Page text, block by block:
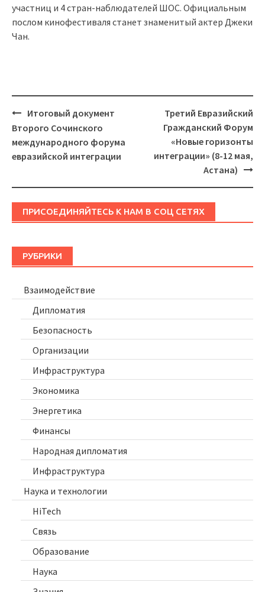
участниц и 4 стран-наблюдателей ШОС. Официальным
послом кинофестиваля станет знаменитый актер Джеки
Чан.
Навигация
Итоговый документ
Второго Сочинского
международного форума
евразийской интеграции
Третий Евразийский
Гражданский Форум
«Новые горизонты
интеграции» (8-12 мая,
Астана)
ПРИСОЕДИНЯЙТЕСЬ К НАМ В СОЦ СЕТЯХ
РУБРИКИ
Взаимодействие
Дипломатия
Безопасность
Организации
Инфраструктура
Экономика
Энергетика
Финансы
Народная дипломатия
Инфраструктура
Наука и технологии
HiTech
Связь
Образование
Наука